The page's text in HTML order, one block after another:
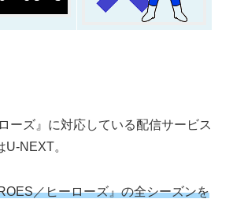
ーズ』に対応している配信サービス
NEXT。
／ヒーローズ』の全シーズンを